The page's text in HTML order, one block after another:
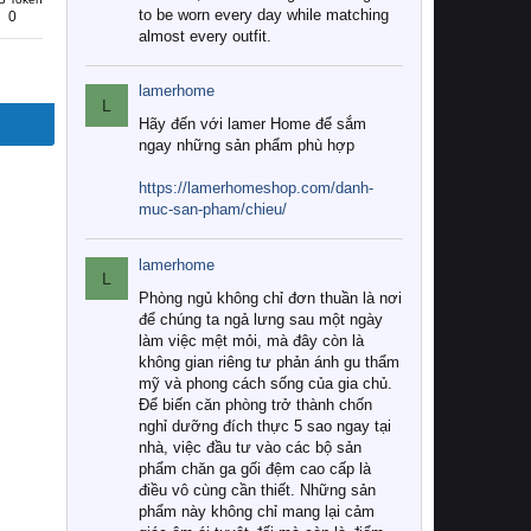
0
to be worn every day while matching
almost every outfit.
L
lamerhome
Hãy đến với lamer Home để sắm
ngay những sản phẩm phù hợp
https://lamerhomeshop.com/danh-
muc-san-pham/chieu/
L
lamerhome
Phòng ngủ không chỉ đơn thuần là nơi
để chúng ta ngả lưng sau một ngày
làm việc mệt mỏi, mà đây còn là
không gian riêng tư phản ánh gu thẩm
mỹ và phong cách sống của gia chủ.
Để biến căn phòng trở thành chốn
nghỉ dưỡng đích thực 5 sao ngay tại
nhà, việc đầu tư vào các bộ sản
phẩm chăn ga gối đệm cao cấp là
điều vô cùng cần thiết. Những sản
phẩm này không chỉ mang lại cảm